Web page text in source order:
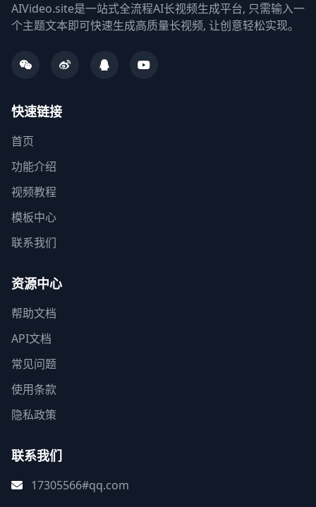
AIVideo.site是一站式全流程AI长视频生成平台, 只需输入一
个主题文本即可快速生成高质量长视频, 让创意轻松实现。
快速链接
首页
功能介绍
视频教程
模板中心
联系我们
资源中心
帮助文档
API文档
常见问题
使用条款
隐私政策
联系我们
17305566#qq.com